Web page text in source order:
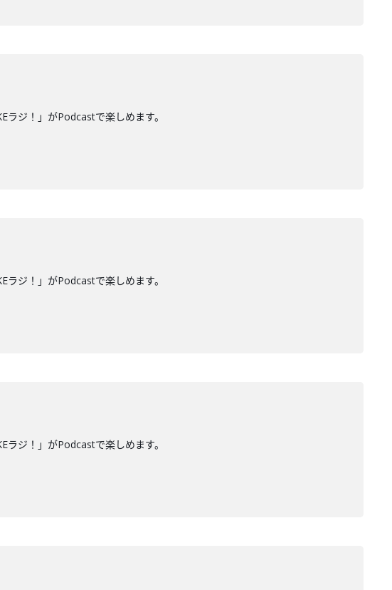
ジ！」がPodcastで楽しめます。
ジ！」がPodcastで楽しめます。
ジ！」がPodcastで楽しめます。